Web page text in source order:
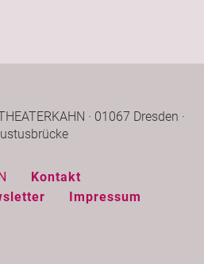
· 01067 Dresden ·
Kontakt
Impressum